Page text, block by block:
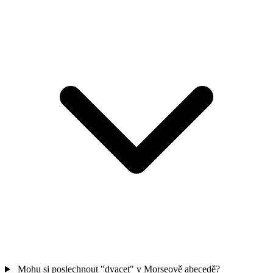
Mohu si poslechnout "dvacet" v Morseově abecedě?